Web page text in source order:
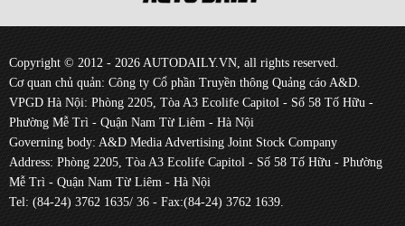
Copyright © 2012 - 2026 AUTODAILY.VN, all rights reserved.
Cơ quan chủ quản: Công ty Cổ phần Truyền thông Quảng cáo A&D.
VPGD Hà Nội: Phòng 2205, Tòa A3 Ecolife Capitol - Số 58 Tố Hữu -
Phường Mễ Trì - Quận Nam Từ Liêm - Hà Nội
Governing body: A&D Media Advertising Joint Stock Company
Address: Phòng 2205, Tòa A3 Ecolife Capitol - Số 58 Tố Hữu - Phường
Mễ Trì - Quận Nam Từ Liêm - Hà Nội
Tel: (84-24) 3762 1635/ 36 - Fax:(84-24) 3762 1639.